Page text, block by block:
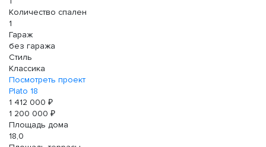
Количество спален
1
Гараж
без гаража
Стиль
Классика
Посмотреть проект
Plato 18
1 412 000 ₽
1 200 000 ₽
Площадь дома
18,0